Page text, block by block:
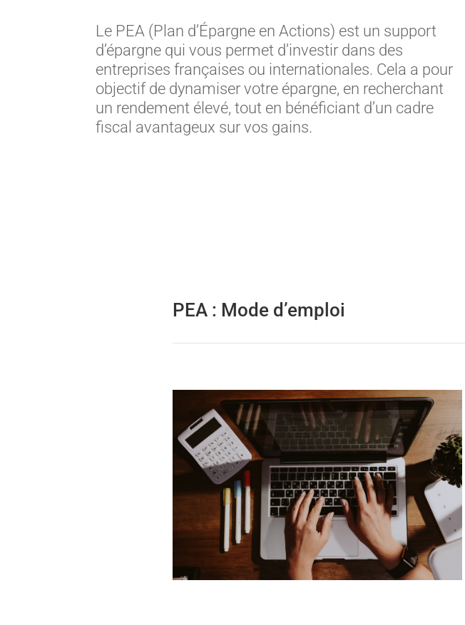
Le PEA (Plan d’Épargne en Actions) est un support
d’épargne qui vous permet d’investir dans des
entreprises françaises ou internationales. Cela a pour
objectif de dynamiser votre épargne, en recherchant
un rendement élevé, tout en bénéficiant d’un cadre
fiscal avantageux sur vos gains.
PEA : Mode d’emploi